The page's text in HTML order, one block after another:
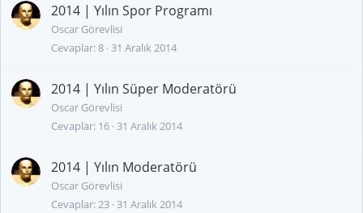
2014 | Yılın Spor Programı
Oscar Görevlisi
Cevaplar 8 31 Aralık 2014
2014 | Yılın Süper Moderatörü
Oscar Görevlisi
Cevaplar 16 31 Aralık 2014
2014 | Yılın Moderatörü
Oscar Görevlisi
Cevaplar 23 31 Aralık 2014